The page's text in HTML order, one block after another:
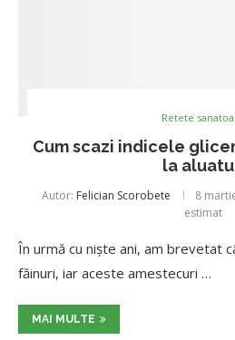
Retete
Cum scazi indicele
la
Autor: Felician Scorobete 8
estimat
În urmă cu niște ani, am brevetat
făinuri, iar aceste amestecuri …
MAI MULTE